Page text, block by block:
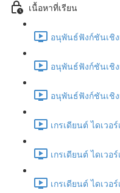
เนื้อหาที่เรียน
อนุพันธ์ฟังก์ชันเชิง
อนุพันธ์ฟังก์ชันเชิง
อนุพันธ์ฟังก์ชันเชิง
เกรเดียนต์ ไดเวอ
เกรเดียนต์ ไดเวอ
เกรเดียนต์ ไดเวอ